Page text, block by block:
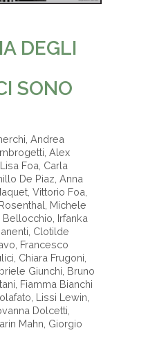
DEGLI
SONO
Andrea
Alex
Foa, Carla
De Piaz, Anna
Vittorio Foa,
Michele
Irfanka
Clotilde
Francesco
Chiara Frugoni,
Giunchi, Bruno
Fiamma Bianchi
Lissi Lewin,
Dolcetti,
Mahn, Giorgio